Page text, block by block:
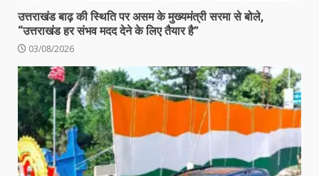
उत्तराखंड बाढ़ की स्थिति पर असम के मुख्यमंत्री सरमा से बोले,
“उत्तराखंड हर संभव मदद देने के लिए तैयार है”
03/08/2026